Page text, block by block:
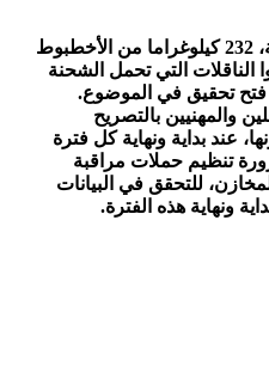
حجزت سلطات المراقبة بالداخلة، 232 كيلوغراما من الأخطبوط
الناقلات التي تحمل الشحنة
فتح تحقيق في الموضوع.
والمهنيين بالتصريح
عند بداية ونهاية كل فترة
تنظيم حملات مراقبة
للتحقق في البيانات
ونهاية هذه الفترة.